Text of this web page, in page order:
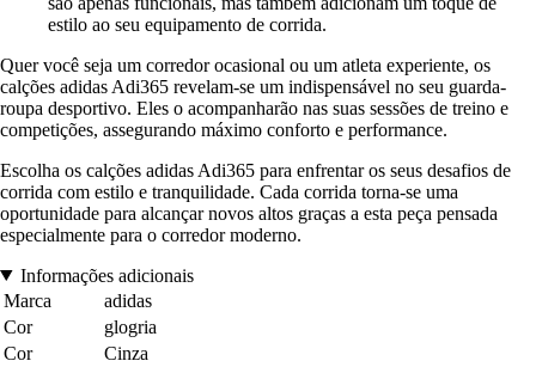
estilo ao seu equipamento de corrida.
Quer você seja um corredor ocasional ou um atleta experiente, os
calções adidas Adi365 revelam-se um indispensável no seu guarda-
roupa desportivo. Eles o acompanharão nas suas sessões de treino e
competições, assegurando máximo conforto e performance.
Escolha os calções adidas Adi365 para enfrentar os seus desafios de
corrida com estilo e tranquilidade. Cada corrida torna-se uma
oportunidade para alcançar novos altos graças a esta peça pensada
especialmente para o corredor moderno.
Informações adicionais
Marca
adidas
Cor
glogria
Cor
Cinza